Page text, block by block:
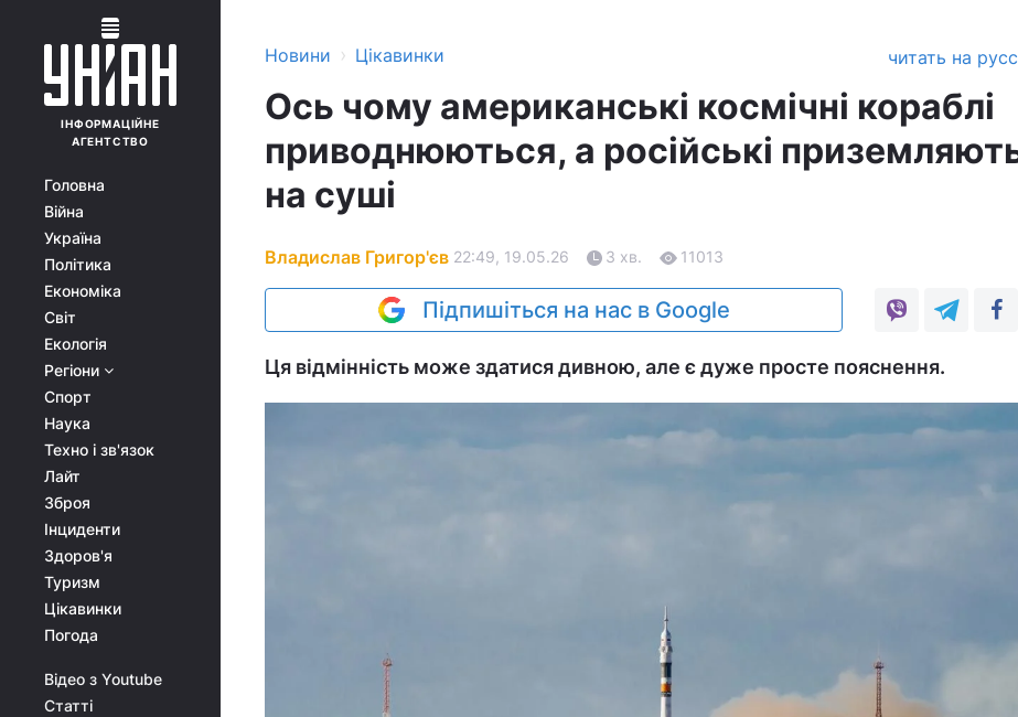
ІНФОРМАЦІЙНЕ
АГЕНТСТВО
Головна
Війна
Україна
Політика
Економіка
Світ
Екологія
Регіони
Спорт
Наука
Техно і зв'язок
Лайт
Зброя
Інциденти
Здоров'я
Туризм
Цікавинки
Погода
Відео з Youtube
Статті
Новини › Цікавинки читать на
Ось чому американські космічні кораблі
приводнюються, а російські
на суші
Владислав Григор'єв 22:49, 19.05.26 3 хв. 11013
Підпишіться на нас в Google
Ця відмінність може здатися дивною, але є дуже просте пояснення.